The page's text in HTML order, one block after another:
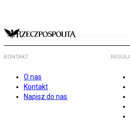
KONTAKT
O nas
Kontakt
Napisz do nas